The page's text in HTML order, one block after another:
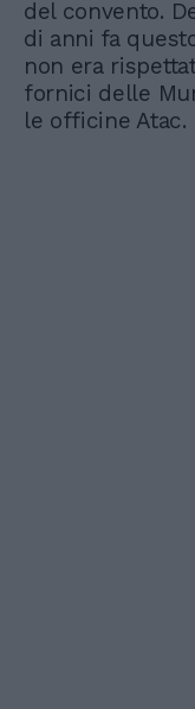
del convento.
di anni fa
non era
fornici delle
le officine Atac.